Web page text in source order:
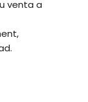
venta a